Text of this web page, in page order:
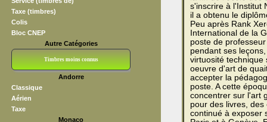
Taxe (timbres)
Colis
Bloc CNEP
Autre Catégories
Timbres moins connus
Andorre
Classique
Aérien
Taxe
Monaco
s'inscrire à l'Institut
il a obtenu le
Peu après Rank
International de la
poste de
pendant ses
virtuosité technique
oeuvre d'art de
accepter la
poste. A cette
concentrer sur l'art
pour des livres,
continué à exposer